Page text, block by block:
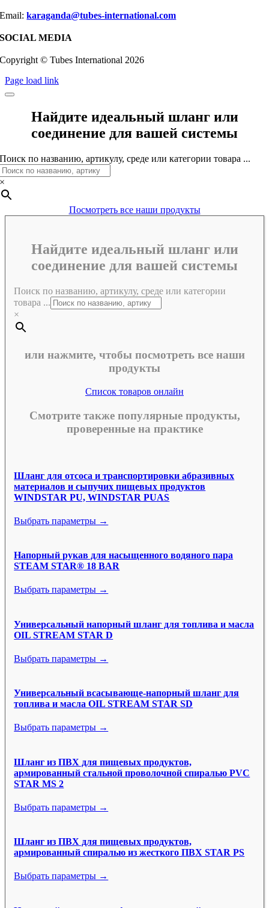
Email:karaganda@tubes-international.com
SOCIAL MEDIA
Copyright © Tubes International 2026
Page load link
Найдите идеальный шланг или
соединение для вашей системы
Поиск по названию, артикулу, среде или категории товара ...
×
Посмотреть все наши продукты
Найдите идеальный шланг или
соединение для вашей системы
Поиск по названию, артикулу, среде или категории
товара ...
×
или нажмите, чтобы посмотреть все наши
продукты
Список товаров онлайн
Смотрите также популярные продукты,
проверенные на практике
Шланг для отсоса и транспортировки абразивных
материалов и сыпучих пищевых продуктов
WINDSTAR PU, WINDSTAR PUAS
Выбрать параметры →
Напорный рукав для насыщенного водяного пара
STEAM STAR® 18 BAR
Выбрать параметры →
Универсальный напорный шланг для топлива и масла
OIL STREAM STAR D
Выбрать параметры →
Универсальный всасывающе-напорный шланг для
топлива и масла OIL STREAM STAR SD
Выбрать параметры →
Шланг из ПВХ для пищевых продуктов,
армированный стальной проволочной спиралью PVC
STAR MS 2
Выбрать параметры →
Шланг из ПВХ для пищевых продуктов,
армированный спиралью из жесткого ПВХ STAR PS
Выбрать параметры →